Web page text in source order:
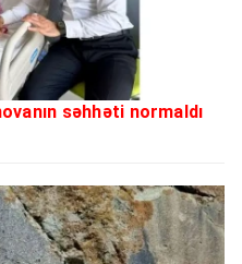
səhhəti normaldı